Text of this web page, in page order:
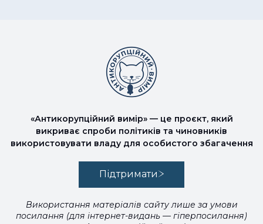
«Антикорупційний вимір» — це проєкт, який
викриває спроби політиків та чиновників
використовувати владу для особистого збагачення
Підтримати
Використання матеріалів сайту лише за умови
посилання (для інтернет-видань — гіперпосилання)